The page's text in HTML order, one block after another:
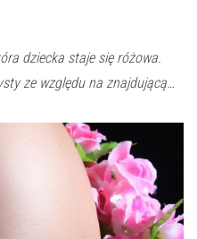
dziecka staje się różowa.
ze względu na znajdującą…